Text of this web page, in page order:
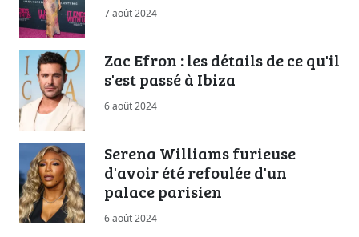
7 août 2024
Zac Efron : les détails de ce qu'il
s'est passé à Ibiza
6 août 2024
Serena Williams furieuse
d'avoir été refoulée d'un
palace parisien
6 août 2024